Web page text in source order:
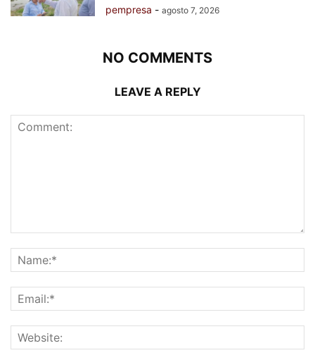
pempresa - agosto 7, 2026
NO COMMENTS
LEAVE A REPLY